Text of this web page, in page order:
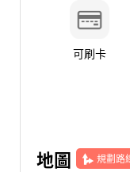
可刷卡
地圖 規劃路